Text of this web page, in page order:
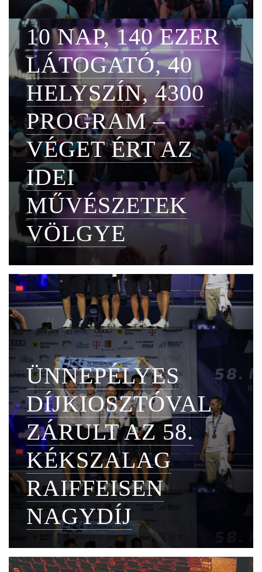
10 NAP, 140 EZER
LÁTOGATÓ, 40
HELYSZÍN, 4300
PROGRAM –
VÉGET ÉRT AZ
IDEI
MŰVÉSZETEK
VÖLGYE
ÜNNEPÉLYES
DÍJKIOSZTÓVAL
ZÁRULT AZ 58.
KÉKSZALAG
RAIFFEISEN
NAGYDÍJ